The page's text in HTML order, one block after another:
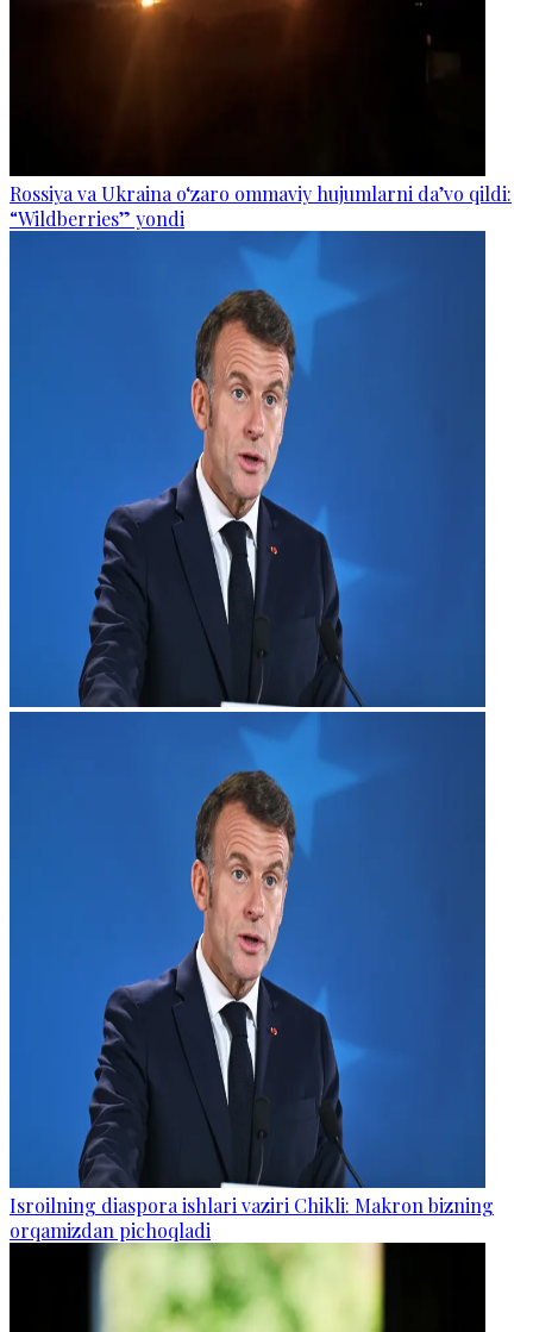
Rossiya va Ukraina o‘zaro ommaviy hujumlarni da’vo qildi:
“Wildberries” yondi
Isroilning diaspora ishlari vaziri Chikli: Makron bizning
orqamizdan pichoqladi